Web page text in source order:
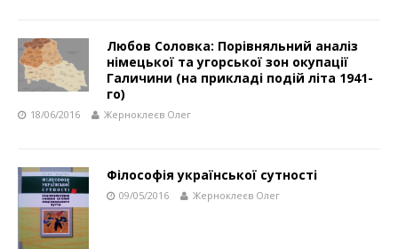
Любов Соловка: Порівняльний аналіз
німецької та угорської зон окупації
Галичини (на прикладі подій літа 1941-
го)
18/06/2016 Жерноклеєв Олег
Філософія української сутності
09/05/2016 Жерноклеєв Олег